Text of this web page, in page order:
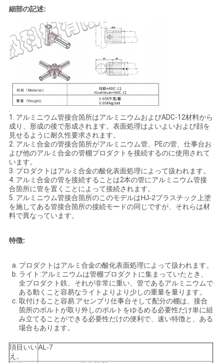
求
め
て
だ
さ
い
地
図
プ
ラ
バ
シ
リ
細部の記述:
1. アルミニウム管接合箇所はアルミニウムおよびADC-12材料から
成り、形成の後で形成されます。表面処理はよいよいおよび顔を
見せるように耐久性要求されます。
2. アルミ合金の管接合箇所がアルミニウム管、PEの管、仕事台お
よび他のアルミ合金の管棚プロダクトを接続するのに使用されて
います。
3. プロダクトはアルミ合金の酸化表面処理によって扱われます。
4. アルミ合金の管を接続することは2本の管にアルミニウム管接
合箇所に管を置くことによって接続されます。
5. アルミニウム管接合箇所のこのモデルはHJ-2プラスチック上塗
を施してある管接合箇所の接続モードの同じですが、それらは材
料で異なっています。
特徴:
プロダクトはアルミ合金の酸化表面処理によって扱われます。
ライト:アルミニウムは管棚プロダクトに集まっていたとき、
全プロダクト鉄、それが非常に重い、管であるアルミニウムで
ある動くこと容易なライトよりより少しの重量を量ります。
取付けること容易:アセンブリ仕事台そして配分の棚は、接合
箇所のボルトが取り外しのボルトをゆるめる必要性だけ単に組
み立てることができる必要性だけの便利で、速い特徴と、ある
場合もあります。
項目いい
え。
AL-7